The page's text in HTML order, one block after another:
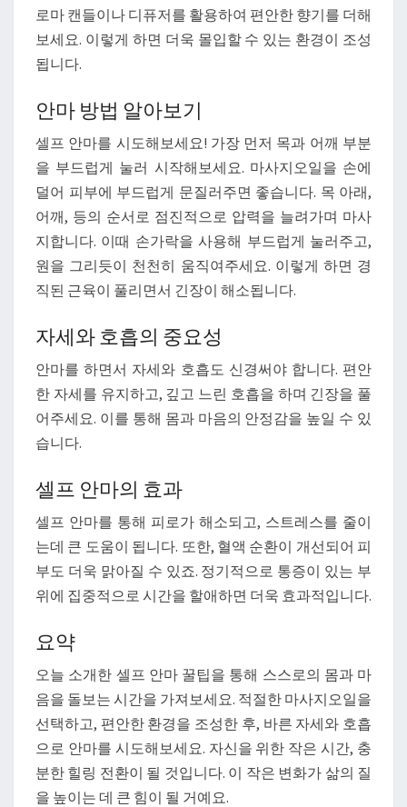
로마 캔들이나 디퓨저를 활용하여 편안한 향기를 더해
보세요. 이렇게 하면 더욱 몰입할 수 있는 환경이 조성
됩니다.
안마 방법 알아보기
셀프 안마를 시도해보세요! 가장 먼저 목과 어깨 부분
을 부드럽게 눌러 시작해보세요. 마사지오일을 손에
덜어 피부에 부드럽게 문질러주면 좋습니다. 목 아래,
어깨, 등의 순서로 점진적으로 압력을 늘려가며 마사
지합니다. 이때 손가락을 사용해 부드럽게 눌러주고,
원을 그리듯이 천천히 움직여주세요. 이렇게 하면 경
직된 근육이 풀리면서 긴장이 해소됩니다.
자세와 호흡의 중요성
안마를 하면서 자세와 호흡도 신경써야 합니다. 편안
한 자세를 유지하고, 깊고 느린 호흡을 하며 긴장을 풀
어주세요. 이를 통해 몸과 마음의 안정감을 높일 수 있
습니다.
셀프 안마의 효과
셀프 안마를 통해 피로가 해소되고, 스트레스를 줄이
는데 큰 도움이 됩니다. 또한, 혈액 순환이 개선되어 피
부도 더욱 맑아질 수 있죠. 정기적으로 통증이 있는 부
위에 집중적으로 시간을 할애하면 더욱 효과적입니다.
요약
오늘 소개한 셀프 안마 꿀팁을 통해 스스로의 몸과 마
음을 돌보는 시간을 가져보세요. 적절한 마사지오일을
선택하고, 편안한 환경을 조성한 후, 바른 자세와 호흡
으로 안마를 시도해보세요. 자신을 위한 작은 시간, 충
분한 힐링 전환이 될 것입니다. 이 작은 변화가 삶의 질
을 높이는 데 큰 힘이 될 거예요.